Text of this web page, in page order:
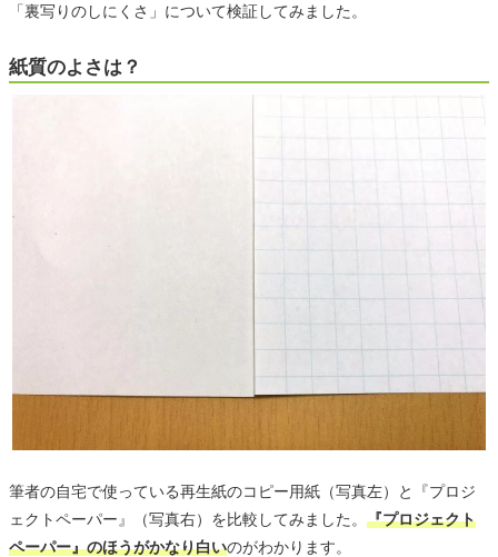
「裏写りのしにくさ」について検証してみました。
紙質のよさは？
筆者の自宅で使っている再生紙のコピー用紙（写真左）と『プロジ
ェクトペーパー』（写真右）を比較してみました。 『プロジェクト
ペーパー』のほうがかなり白いのがわかります。